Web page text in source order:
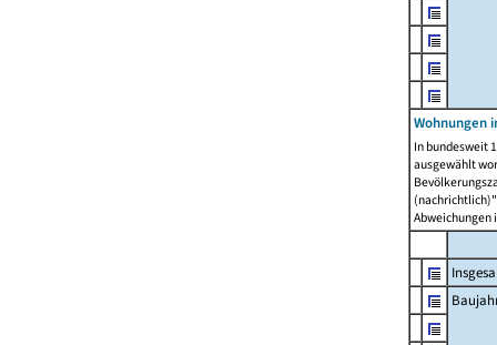
Wohnungen
In bundesweit
ausgewählt
Abweichungen